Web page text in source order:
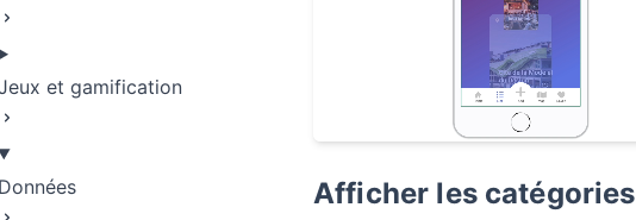
et gamification
Données Afficher les catégories